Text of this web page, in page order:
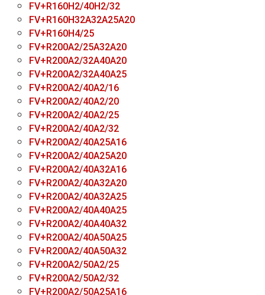
FV+R160H2/40H2/32
FV+R160H32A32A25A20
FV+R160H4/25
FV+R200A2/25A32A20
FV+R200A2/32A40A20
FV+R200A2/32A40A25
FV+R200A2/40A2/16
FV+R200A2/40A2/20
FV+R200A2/40A2/25
FV+R200A2/40A2/32
FV+R200A2/40A25A16
FV+R200A2/40A25A20
FV+R200A2/40A32A16
FV+R200A2/40A32A20
FV+R200A2/40A32A25
FV+R200A2/40A40A25
FV+R200A2/40A40A32
FV+R200A2/40A50A25
FV+R200A2/40A50A32
FV+R200A2/50A2/25
FV+R200A2/50A2/32
FV+R200A2/50A25A16